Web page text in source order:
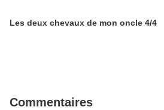
Les deux chevaux de mon oncle 4/4
Commentaires